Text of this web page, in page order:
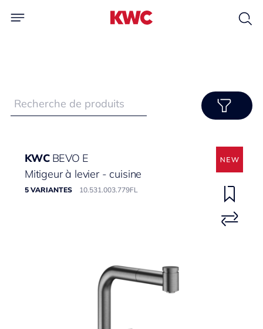
KWC BEVO E
Mitigeur à levier - cuisine
5 VARIANTES 10.531.003.779FL